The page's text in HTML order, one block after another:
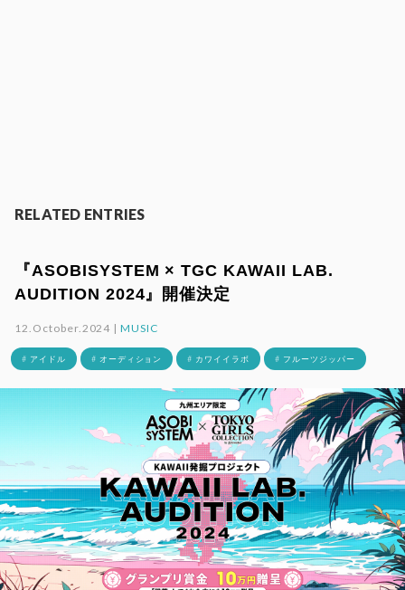
RELATED ENTRIES
『ASOBISYSTEM × TGC KAWAII LAB.
AUDITION 2024』開催決定
12.October.2024 |MUSIC
# アイドル # オーディション # カワイイラボ # フルーツジッパー